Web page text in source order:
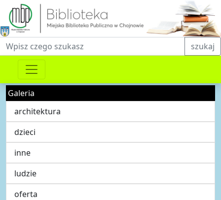
Fraza do wyszukiwania szukaj
Galeria
architektura
dzieci
inne
ludzie
oferta